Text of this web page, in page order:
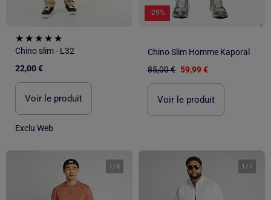
Chino slim - L32
22,00 €
Voir le produit
Exclu Web
-29%
Chino Slim Homme Kaporal
85,00 € 59,99 €
Voir le produit
1 / 6 1 /7